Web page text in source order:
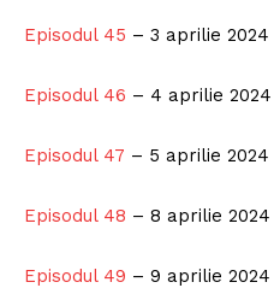
Episodul 45 – 3 aprilie 2024
Episodul 46 – 4 aprilie 2024
Episodul 47 – 5 aprilie 2024
Episodul 48 – 8 aprilie 2024
Episodul 49 – 9 aprilie 2024